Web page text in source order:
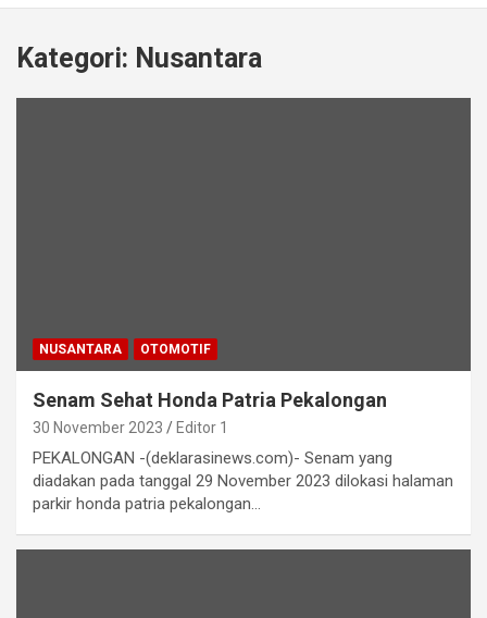
Kategori: Nusantara
NUSANTARA OTOMOTIF
Senam Sehat Honda Patria Pekalongan
30 November 2023 Editor 1
PEKALONGAN -(deklarasinews.com)- Senam yang
diadakan pada tanggal 29 November 2023 dilokasi halaman
parkir honda patria pekalongan…